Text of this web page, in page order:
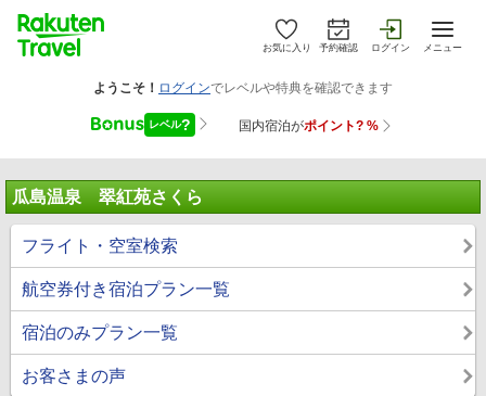
お気に入り 予約確認 ログイン メニュー
瓜島温泉 翠紅苑さくら
フライト・空室検索
航空券付き宿泊プラン一覧
宿泊のみプラン一覧
お客さまの声